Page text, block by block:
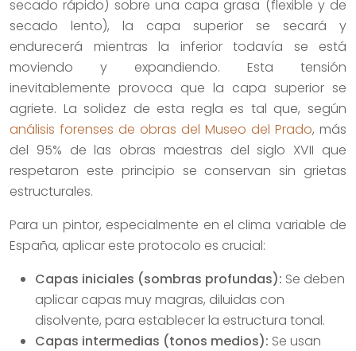
secado rápido) sobre una capa grasa (flexible y de
secado lento), la capa superior se secará y
endurecerá mientras la inferior todavía se está
moviendo y expandiendo. Esta tensión
inevitablemente provoca que la capa superior se
agriete. La solidez de esta regla es tal que, según
análisis forenses de obras del Museo del Prado, más
del 95% de las obras maestras del siglo XVII que
respetaron este principio se conservan sin grietas
estructurales.
Para un pintor, especialmente en el clima variable de
España, aplicar este protocolo es crucial:
Capas iniciales (sombras profundas): Se deben
aplicar capas muy magras, diluidas con
disolvente, para establecer la estructura tonal.
Capas intermedias (tonos medios): Se usan